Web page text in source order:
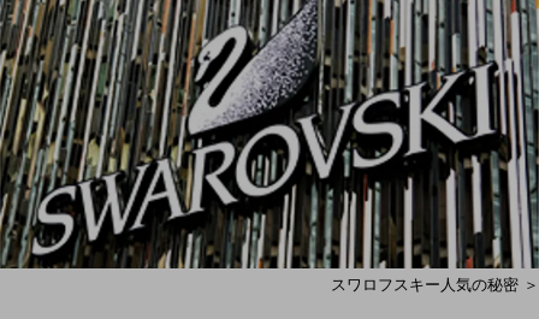
スワロフスキー人気の秘密 ＞